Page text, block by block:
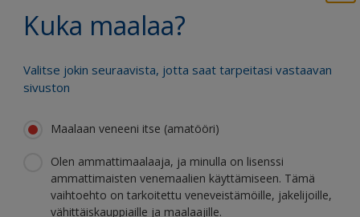
Kuka maalaa?
Valitse jokin seuraavista, jotta saat tarpeitasi vastaavan
sivuston
Maalaan veneeni itse (amatööri)
Olen ammattimaalaaja, ja minulla on lisenssi
ammattimaisten venemaalien käyttämiseen. Tämä
vaihtoehto on tarkoitettu veneveistämöille, jakelijoille,
vähittäiskauppiaille ja maalaajille.
varmaan maalaamiseen
tieteellisestä asiantuntemuksestamme